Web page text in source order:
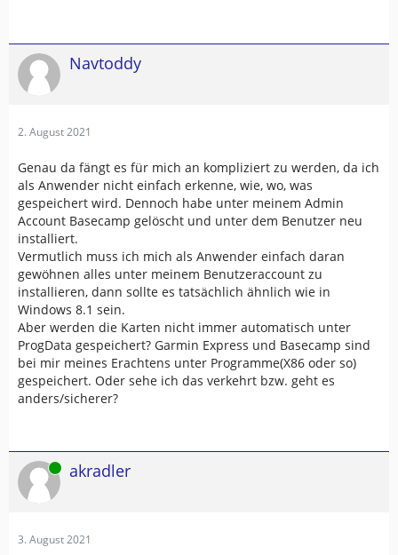
Navtoddy
2. August 2021
Genau da fängt es für mich an kompliziert zu werden, da ich
als Anwender nicht einfach erkenne, wie, wo, was
gespeichert wird. Dennoch habe unter meinem Admin
Account Basecamp gelöscht und unter dem Benutzer neu
installiert.
Vermutlich muss ich mich als Anwender einfach daran
gewöhnen alles unter meinem Benutzeraccount zu
installieren, dann sollte es tatsächlich ähnlich wie in
Windows 8.1 sein.
Aber werden die Karten nicht immer automatisch unter
ProgData gespeichert? Garmin Express und Basecamp sind
bei mir meines Erachtens unter Programme(X86 oder so)
gespeichert. Oder sehe ich das verkehrt bzw. geht es
anders/sicherer?
Online akradler
3. August 2021